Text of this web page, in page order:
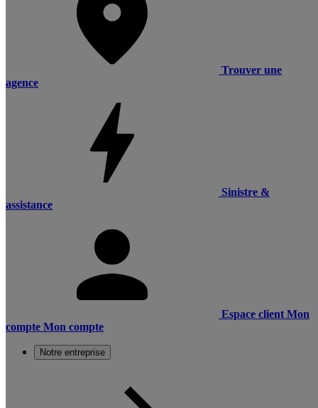
Trouver une
agence
Sinistre &
assistance
Espace client Mon
compte Mon compte
Notre entreprise